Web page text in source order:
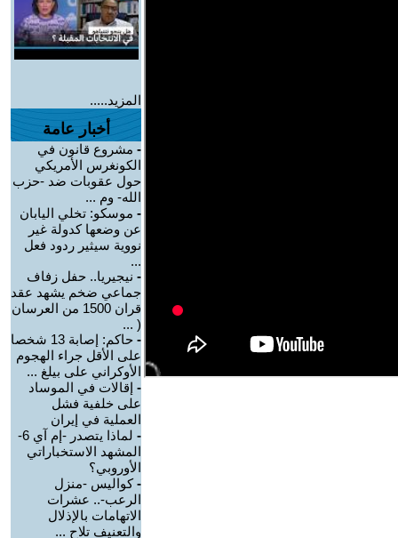
المزيد.....
أخبار عامة
- مشروع قانون في
الكونغرس الأمريكي
حول عقوبات ضد -حزب
الله- وم ...
- موسكو: تخلي اليابان
عن وضعها كدولة غير
نووية سيثير ردود فعل
...
- نيجيريا.. حفل زفاف
جماعي ضخم يشهد عقد
قران 1500 من العرسان
( ...
-
حاكم: إصابة 13 شخصا
على الأقل جراء الهجوم
الأوكراني على بيلغ ...
- إقالات في الموساد
على خلفية فشل
العملية في إيران
-
لماذا يتصدر -إم آي 6-
المشهد الاستخباراتي
الأوروبي؟
-كواليس -منزل
الرعب-.. عشرات
الاتهامات بالإذلال
والتعنيف تلاح ...